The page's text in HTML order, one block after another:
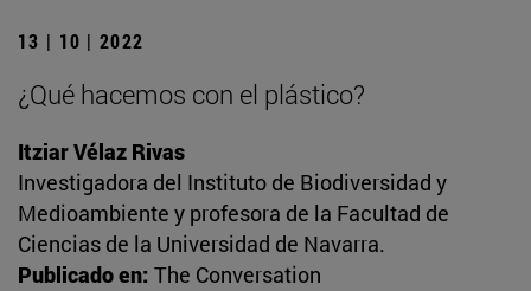
13 | 10 | 2022
¿Qué hacemos con el plástico?
Itziar Vélaz Rivas
Investigadora del Instituto de Biodiversidad y
Medioambiente y profesora de la Facultad de
Ciencias de la Universidad de Navarra.
Publicado en: The Conversation